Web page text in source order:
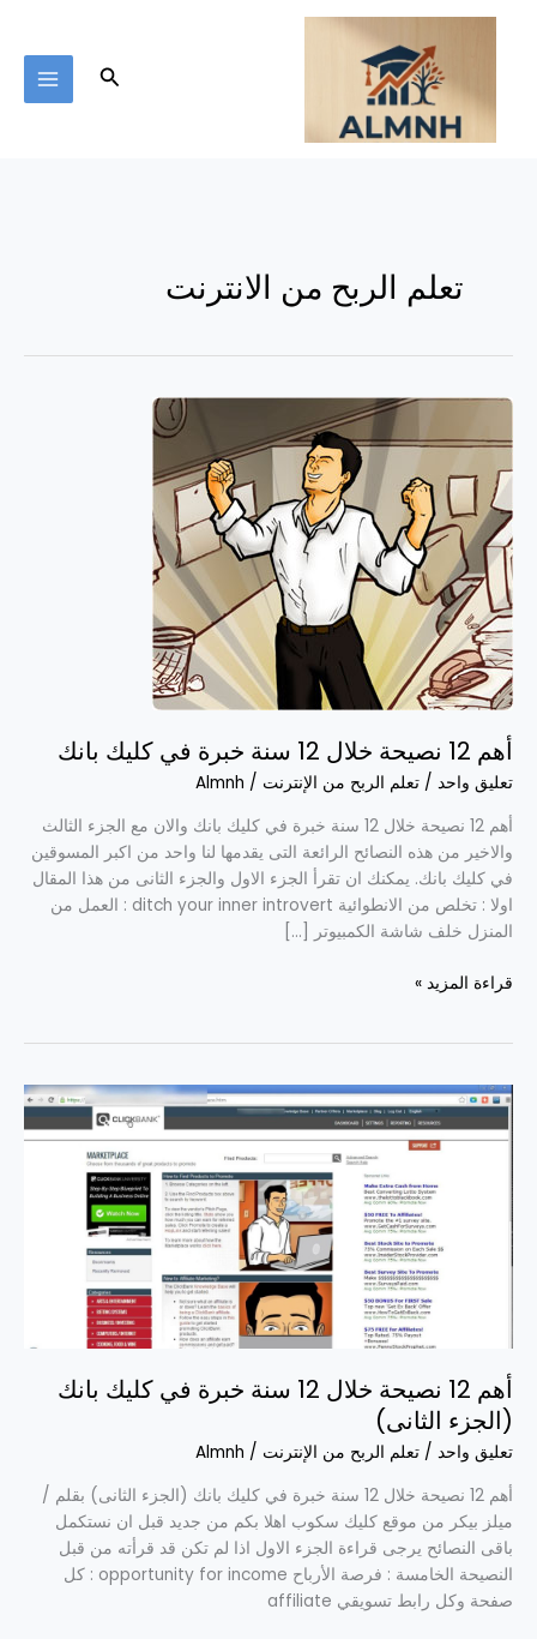
تخطي
البحث
تعلم الربح من الانترنت
أهم 12 نصيحة خلال 12 سنة خبرة في كليك بانك
تعليق واحد / تعلم الربح من الإنترنت /
Almnh
أهم 12 نصيحة خلال 12 سنة خبرة في كليك بانك والان مع الجزء الثالث
والاخير من هذه النصائح الرائعة التى يقدمها لنا واحد من اكبر المسوقين
في كليك بانك. يمكنك ان تقرأ الجزء الاول والجزء الثانى من هذا المقال
اولا : تخلص من الانطوائية ditch your inner introvert : العمل من
المنزل خلف شاشة الكمبيوتر […]
أهم
12
خلال
12
سنة
خبرة
في
كليك
بانك
قراءة المزيد »
أهم 12 نصيحة خلال 12 سنة خبرة في كليك بانك
(الجزء الثانى)
تعليق واحد / تعلم الربح من الإنترنت /
Almnh
أهم 12 نصيحة خلال 12 سنة خبرة في كليك بانك (الجزء الثانى) بقلم /
ميلز بيكر من موقع كليك سكوب اهلا بكم من جديد قبل ان نستكمل
باقى النصائح يرجى قراءة الجزء الاول اذا لم تكن قد قرأته من قبل
النصيحة الخامسة : فرصة الأرباح opportunity for income : كل
صفحة وكل رابط تسويقي affiliate
أهم
12
نصيحة
12
سنة
خبرة
الثانى)